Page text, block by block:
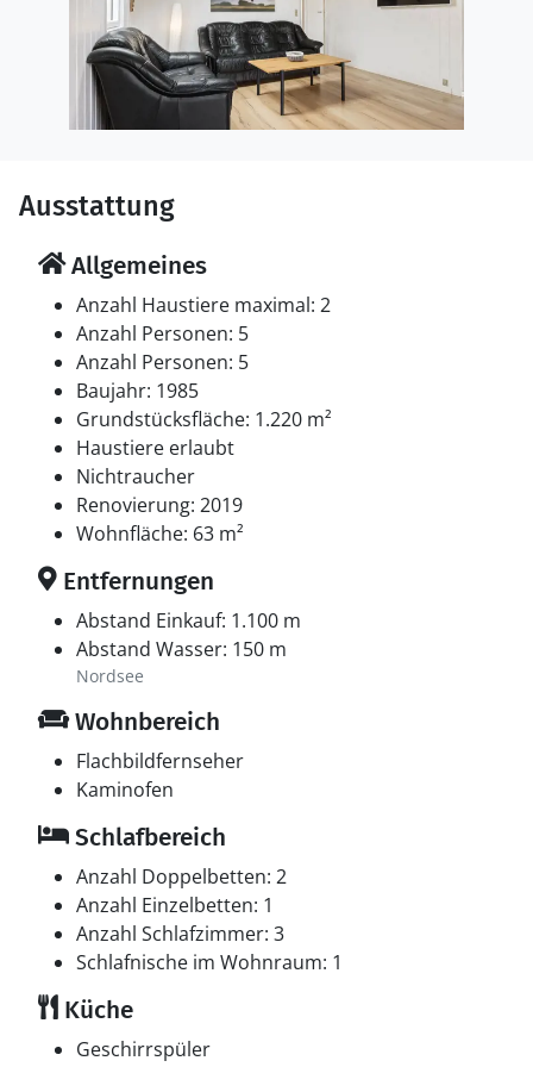
Ausstattung
Allgemeines
Anzahl Haustiere maximal: 2
Anzahl Personen: 5
Anzahl Personen: 5
Baujahr: 1985
Grundstücksfläche: 1.220 m²
Haustiere erlaubt
Nichtraucher
Renovierung: 2019
Wohnfläche: 63 m²
Entfernungen
Abstand Einkauf: 1.100 m
Abstand Wasser: 150 m
Nordsee
Wohnbereich
Flachbildfernseher
Kaminofen
Schlafbereich
Anzahl Doppelbetten: 2
Anzahl Einzelbetten: 1
Anzahl Schlafzimmer: 3
Schlafnische im Wohnraum: 1
Küche
Geschirrspüler